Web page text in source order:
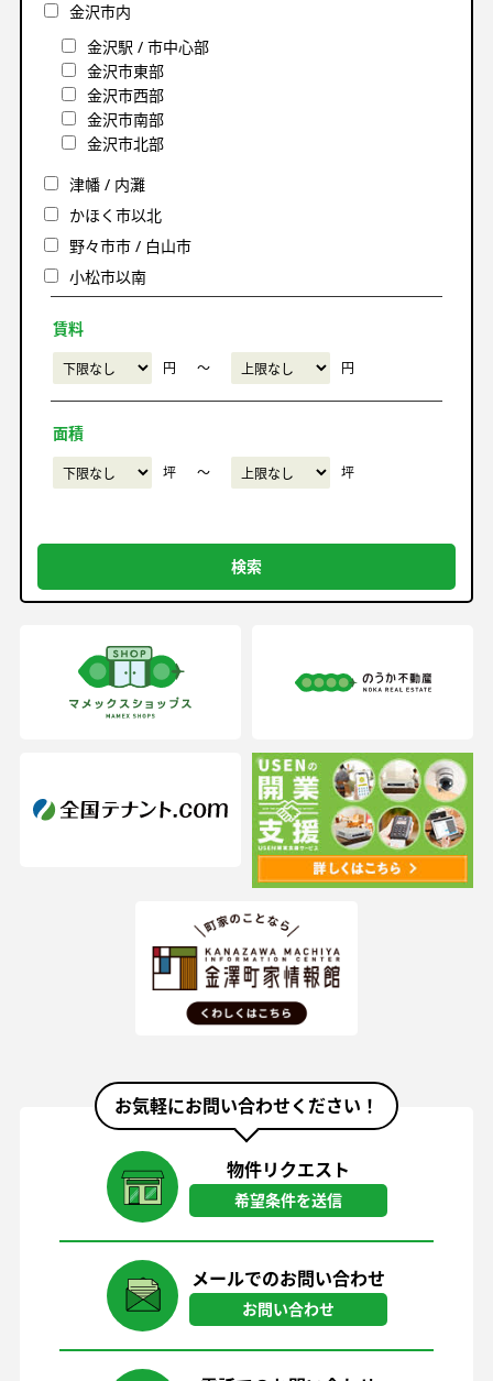
金沢市内
金沢駅 / 市中心部
金沢市東部
金沢市西部
金沢市南部
金沢市北部
津幡 / 内灘
かほく市以北
野々市市 / 白山市
小松市以南
賃料
円 〜 円
面積
坪 〜 坪
お気軽にお問い合わせください！
物件リクエスト
希望条件を送信
メールでのお問い合わせ
お問い合わせ